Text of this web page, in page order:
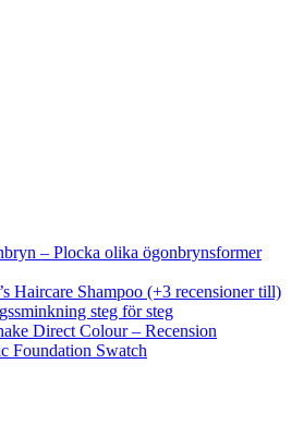
– Plocka olika ögonbrynsformer
Haircare Shampoo (+3 recensioner till)
steg för steg
Direct Colour – Recension
Foundation Swatch